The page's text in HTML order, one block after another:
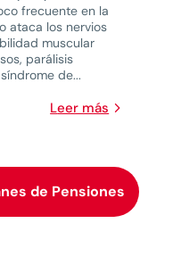
frecuente en la
ataca los nervios
muscular
parálisis
de...
leer más
de Pensiones